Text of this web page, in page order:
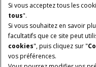
TAILLE/RÉSOLUTION
L'ÉCRAN :
12 po. / 1200x800px
Si vous acceptez tous les
tous".
Si vous souhaitez en savoir
facultatifs que ce site peut
cookies", puis cliquez sur "
vos préférences.